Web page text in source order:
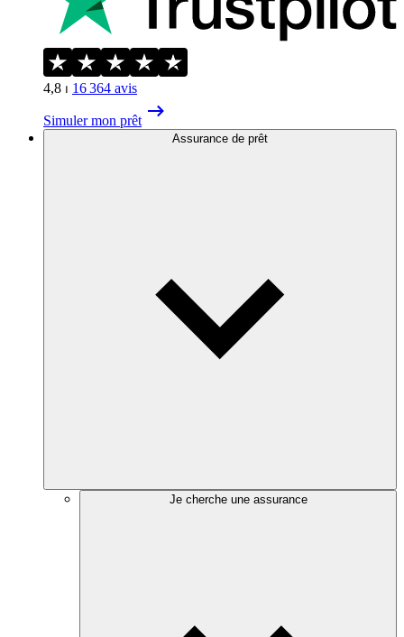
4,8 ⏐ 16 364 avis
Simuler mon prêt
Assurance de prêt
Je cherche une assurance